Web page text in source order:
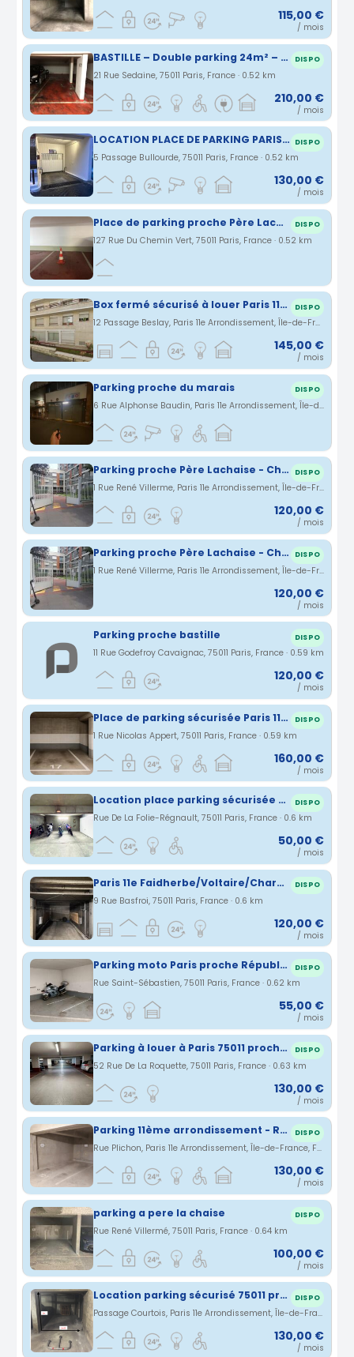
115,00 €
/ mois
BASTILLE – Double parking 24m² – Utilitaire possible – Sous-sol sécurisé DISPO
21 Rue Sedaine, 75011 Paris, France · 0.52 km
210,00 €
/ mois
LOCATION PLACE DE PARKING PARIS 11 DISPO
5 Passage Bullourde, 75011 Paris, France · 0.52 km
130,00 €
/ mois
Place de parking proche Père Lachaise 11è DISPO
127 Rue Du Chemin Vert, 75011 Paris, France · 0.52 km
Box fermé sécurisé à louer Paris 11éme DISPO
12 Passage Beslay, Paris 11e Arrondissement, Île-de-France, France · 0.55 km
145,00 €
/ mois
Parking proche du marais DISPO
6 Rue Alphonse Baudin, Paris 11e Arrondissement, Île-de-France, France · 0.58 km
Parking proche Père Lachaise - Chemin vert - Roquette DISPO
1 Rue René Villerme, Paris 11e Arrondissement, Île-de-France, France · 0.59 km
120,00 €
/ mois
Parking proche Père Lachaise - Chemin vert - Roquette DISPO
1 Rue René Villerme, Paris 11e Arrondissement, Île-de-France, France · 0.59 km
120,00 €
/ mois
Parking proche bastille DISPO
11 Rue Godefroy Cavaignac, 75011 Paris, France · 0.59 km
120,00 €
/ mois
Place de parking sécurisée Paris 11ème DISPO
1 Rue Nicolas Appert, 75011 Paris, France · 0.59 km
160,00 €
/ mois
Location place parking sécurisée - moto deux-roues scooter DISPO
Rue De La Folie-Régnault, 75011 Paris, France · 0.6 km
50,00 €
/ mois
Paris 11e Faidherbe/Voltaire/Charonne DISPO
9 Rue Basfroi, 75011 Paris, France · 0.6 km
120,00 €
/ mois
Parking moto Paris proche République / Marais / Bastille DISPO
Rue Saint-Sébastien, 75011 Paris, France · 0.62 km
55,00 €
/ mois
Parking à louer à Paris 75011 proche de Bastille DISPO
52 Rue De La Roquette, 75011 Paris, France · 0.63 km
130,00 €
/ mois
Parking 11ème arrondissement - Rue Plichon DISPO
Rue Plichon, Paris 11e Arrondissement, Île-de-France, France · 0.64 km
130,00 €
/ mois
parking a pere la chaise DISPO
Rue René Villermé, 75011 Paris, France · 0.64 km
100,00 €
/ mois
Location parking sécurisé 75011 proche voltaire/ charonne DISPO
Passage Courtois, Paris 11e Arrondissement, Île-de-France, France · 0.67 km
130,00 €
/ mois